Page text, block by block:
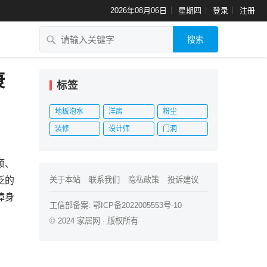
2026年08月06日 星期四 登录 注册
搜索
的
身
标签
地板泡水 洋房 粉尘
装修 设计师 门洞
关于本站 联系我们 隐私政策 投诉建议
工信部备案: 鄂ICP备2022005553号-10
© 2024 家居网 · 版权所有